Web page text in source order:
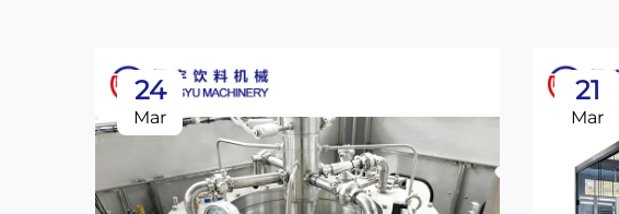
24
Mar
21
Mar